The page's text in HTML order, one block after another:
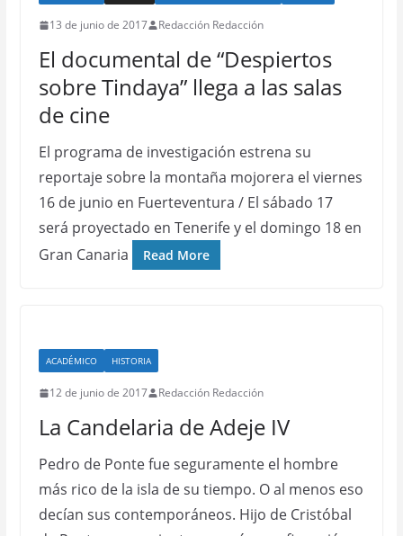
13 de junio de 2017 Redacción Redacción
El documental de “Despiertos
sobre Tindaya” llega a las salas
de cine
El programa de investigación estrena su
reportaje sobre la montaña mojorera el viernes
16 de junio en Fuerteventura / El sábado 17
será proyectado en Tenerife y el domingo 18 en
Gran Canaria
Read More
ACADÉMICO HISTORIA
12 de junio de 2017 Redacción Redacción
La Candelaria de Adeje IV
Pedro de Ponte fue seguramente el hombre
más rico de la isla de su tiempo. O al menos eso
decían sus contemporáneos. Hijo de Cristóbal